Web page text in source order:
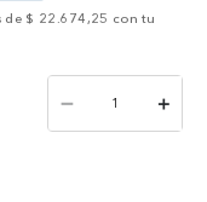
de $ 22.674,25 con tu
＋
－